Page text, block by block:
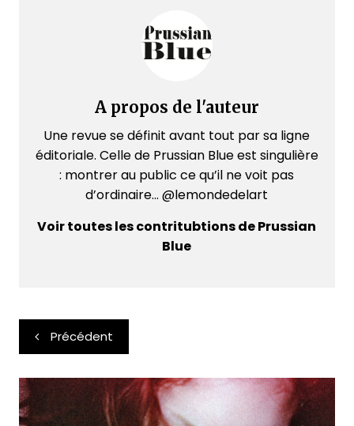
A propos de l'auteur
Une revue se définit avant tout par sa ligne
éditoriale. Celle de Prussian Blue est singulière
: montrer au public ce qu’il ne voit pas
d’ordinaire... @lemondedelart
Voir toutes les contritubtions de Prussian
Blue
Navigation
de
l’article
Précédent